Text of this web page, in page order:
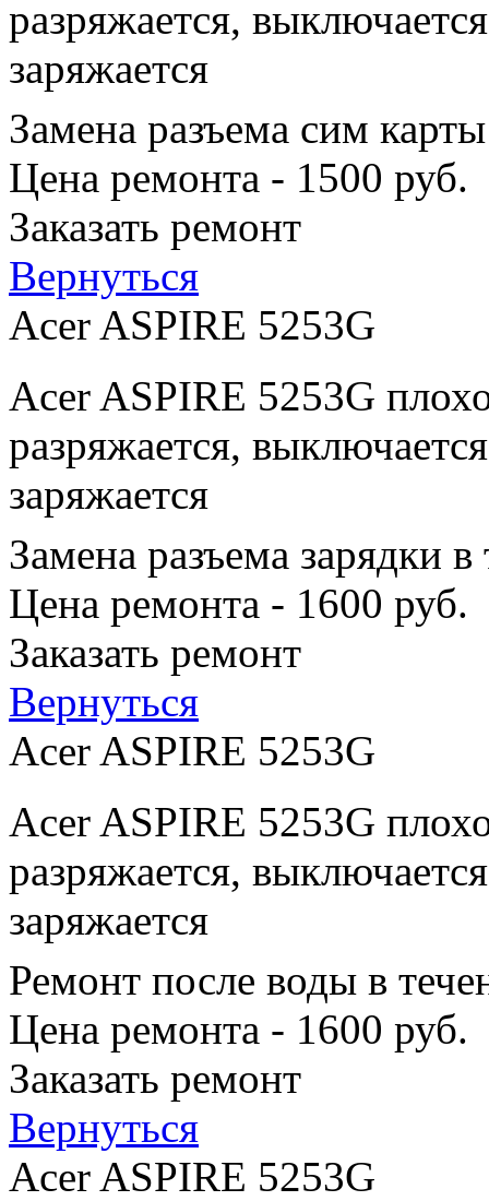
разряжается,
заряжается
Замена разъема сим
Цена ремонта - 1500 руб.
Заказать ремонт
Вернуться
Acer ASPIRE 5253G
Acer ASPIRE 5253G
разряжается,
заряжается
Замена разъема зарядки
Цена ремонта - 1600 руб.
Заказать ремонт
Вернуться
Acer ASPIRE 5253G
Acer ASPIRE 5253G
разряжается,
заряжается
Ремонт после воды в
Цена ремонта - 1600 руб.
Заказать ремонт
Вернуться
Acer ASPIRE 5253G